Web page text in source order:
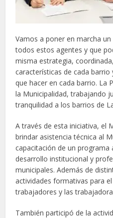
Vamos a poner en marcha
todos estos agentes y que
misma estrategia,
características de cada
que hacer en cada barrio. La
la Municipalidad, trabajando
tranquilidad a los barrios de
A través de esta iniciativa, el
brindar asistencia técnica al
capacitación de un programa
desarrollo institucional y
municipales. Además de
actividades formativas para
trabajadores y las
También participó de la